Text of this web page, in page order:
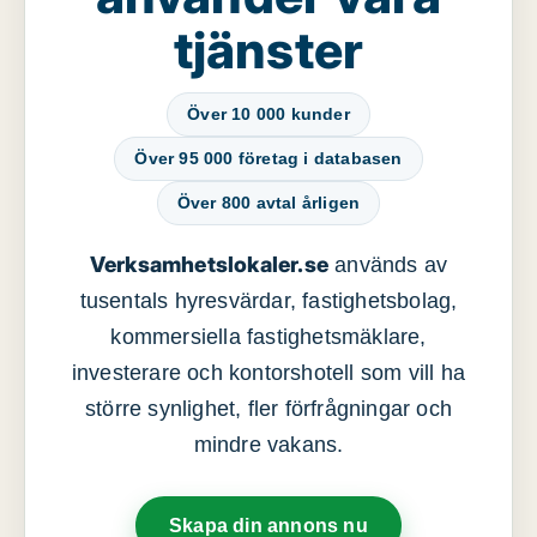
tjänster
Över 10 000 kunder
Över 95 000 företag i databasen
Över 800 avtal årligen
Verksamhetslokaler.se används av
tusentals hyresvärdar, fastighetsbolag,
kommersiella fastighetsmäklare,
investerare och kontorshotell som vill ha
större synlighet, fler förfrågningar och
mindre vakans.
Skapa din annons nu